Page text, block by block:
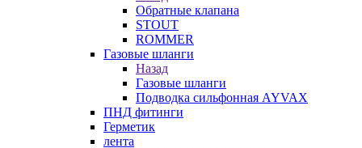
Обратные клапана
STOUT
ROMMER
Газовые шланги
Назад
Газовые шланги
Подводка сильфонная AYVAX
ПНД фитинги
Герметик
лента